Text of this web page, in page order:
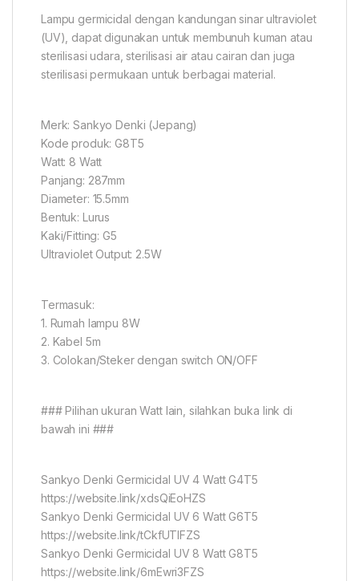
Lampu germicidal dengan kandungan sinar ultraviolet
(UV), dapat digunakan untuk membunuh kuman atau
sterilisasi udara, sterilisasi air atau cairan dan juga
sterilisasi permukaan untuk berbagai material.
Merk: Sankyo Denki (Jepang)
Kode produk: G8T5
Watt: 8 Watt
Panjang: 287mm
Diameter: 15.5mm
Bentuk: Lurus
Kaki/Fitting: G5
Ultraviolet Output: 2.5W
Termasuk:
1. Rumah lampu 8W
2. Kabel 5m
3. Colokan/Steker dengan switch ON/OFF
### Pilihan ukuran Watt lain, silahkan buka link di
bawah ini ###
Sankyo Denki Germicidal UV 4 Watt G4T5
https://website.link/xdsQiEoHZS
Sankyo Denki Germicidal UV 6 Watt G6T5
https://website.link/tCkfUTIFZS
Sankyo Denki Germicidal UV 8 Watt G8T5
https://website.link/6mEwri3FZS